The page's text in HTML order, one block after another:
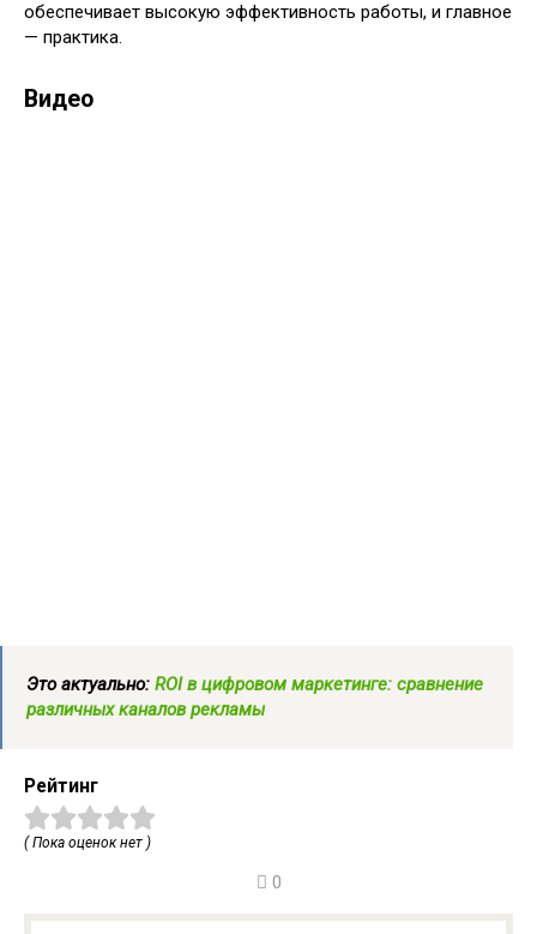
обеспечивает высокую эффективность работы, и главное
— практика.
Видео
Это актуально: ROI в цифровом маркетинге: сравнение
различных каналов рекламы
Рейтинг
( Пока оценок нет )
0